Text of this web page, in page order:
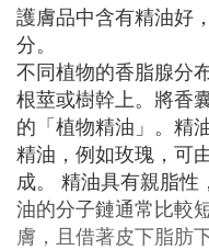
護膚品中含有精油好
分。
不同植物的香脂腺分
根莖或樹幹上。將香
的「植物精油」。精
精油，例如玫瑰，可
成。 精油具有親脂
油的分子鏈通常比較
膚，且借著皮下脂肪